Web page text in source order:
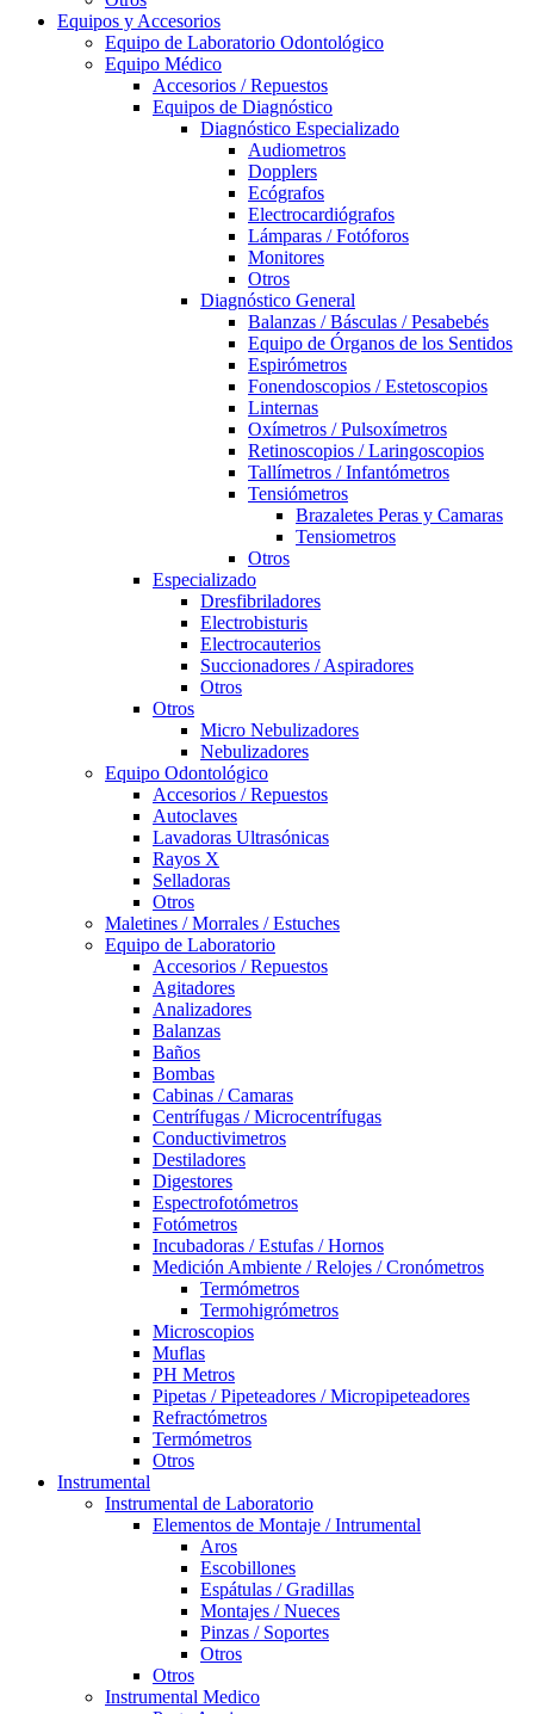
Equipos y Accesorios
Equipo de Laboratorio Odontológico
Equipo Médico
Accesorios / Repuestos
Equipos de Diagnóstico
Diagnóstico Especializado
Audiometros
Dopplers
Ecógrafos
Electrocardiógrafos
Lámparas / Fotóforos
Monitores
Otros
Diagnóstico General
Balanzas / Básculas / Pesabebés
Equipo de Órganos de los Sentidos
Espirómetros
Fonendoscopios / Estetoscopios
Linternas
Oxímetros / Pulsoxímetros
Retinoscopios / Laringoscopios
Tallímetros / Infantómetros
Tensiómetros
Brazaletes Peras y Camaras
Tensiometros
Otros
Especializado
Dresfibriladores
Electrobisturis
Electrocauterios
Succionadores / Aspiradores
Otros
Otros
Micro Nebulizadores
Nebulizadores
Equipo Odontológico
Accesorios / Repuestos
Autoclaves
Lavadoras Ultrasónicas
Rayos X
Selladoras
Otros
Maletines / Morrales / Estuches
Equipo de Laboratorio
Accesorios / Repuestos
Agitadores
Analizadores
Balanzas
Baños
Bombas
Cabinas / Camaras
Centrífugas / Microcentrífugas
Conductivimetros
Destiladores
Digestores
Espectrofotómetros
Fotómetros
Incubadoras / Estufas / Hornos
Medición Ambiente / Relojes / Cronómetros
Termómetros
Termohigrómetros
Microscopios
Muflas
PH Metros
Pipetas / Pipeteadores / Micropipeteadores
Refractómetros
Termómetros
Otros
Instrumental
Instrumental de Laboratorio
Elementos de Montaje / Intrumental
Aros
Escobillones
Espátulas / Gradillas
Montajes / Nueces
Pinzas / Soportes
Otros
Otros
Instrumental Medico